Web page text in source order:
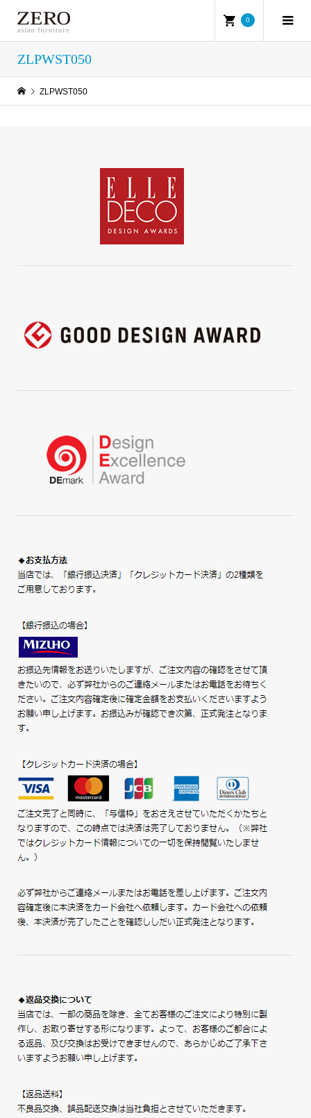
0
ZLPWST050
ZLPWST050